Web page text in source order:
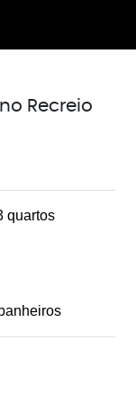
Recreio
quartos